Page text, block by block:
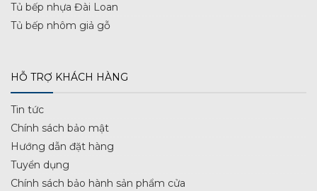
Tủ bếp nhựa Đài Loan
Tủ bếp nhôm giả gỗ
HỖ TRỢ KHÁCH HÀNG
Tin tức
Chính sách bảo mật
Hướng dẫn đặt hàng
Tuyển dụng
Chính sách bảo hành sản phẩm cửa